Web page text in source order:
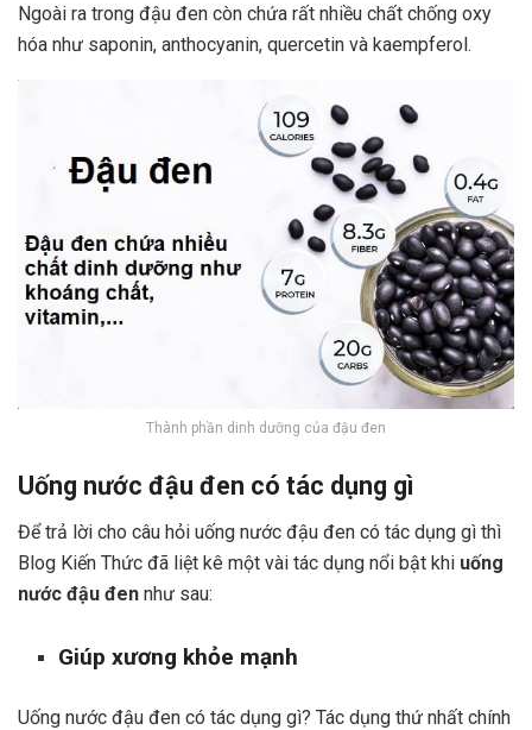
Ngoài ra trong đậu đen còn chứa rất nhiều chất chống oxy
hóa như saponin, anthocyanin, quercetin và kaempferol.
Thành phần dinh dưỡng của đậu đen
Uống nước đậu đen có tác dụng gì
Để trả lời cho câu hỏi uống nước đậu đen có tác dụng gì thì
Blog Kiến Thức đã liệt kê một vài tác dụng nổi bật khi uống
nước đậu đen như sau:
Giúp xương khỏe mạnh
Uống nước đậu đen có tác dụng gì? Tác dụng thứ nhất chính